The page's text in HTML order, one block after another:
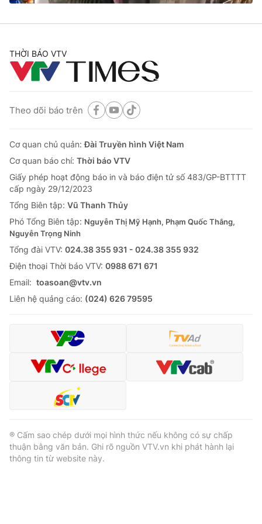
® Cấm sao chép dưới mọi hình thức nếu không có sự chấp
thuận bằng văn bản. Ghi rõ nguồn VTV.vn khi phát hành lại
thông tin từ website này.
THỜI BÁO VTV
Theo dõi báo trên
Cơ quan chủ quản:Đài Truyền hình Việt Nam
Cơ quan báo chí: Thời báo VTV
Giấy phép hoạt động báo in và báo điện tử số 483/GP-BTTTT
cấp ngày 29/12/2023
Tổng Biên tập: Vũ Thanh Thủy
Phó Tổng Biên tập: Nguyễn Thị Mỹ Hạnh, Phạm Quốc Thắng,
Nguyễn Trọng Ninh
Tổng đài VTV: 024.38 355 931 - 024.38 355 932
Ðiện thoại Thời báo VTV: 0988 671 671
Email: toasoan@vtv.vn
Liên hệ quảng cáo: (024) 626 79595
® Cấm sao chép dưới mọi hình thức nếu không có sự chấp
thuận bằng văn bản. Ghi rõ nguồn VTV.vn khi phát hành lại
thông tin từ website này.